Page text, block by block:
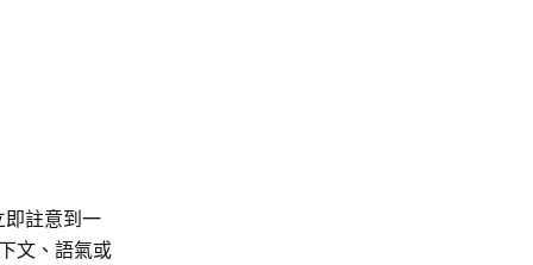
註意到一
文、語氣或